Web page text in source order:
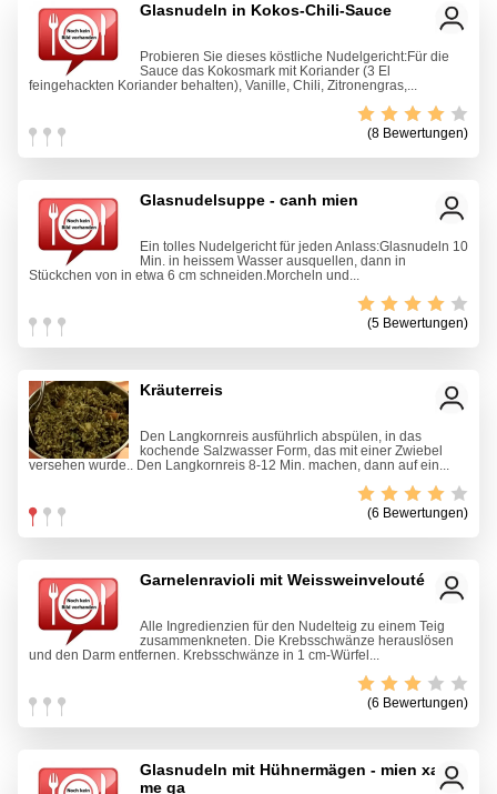
Glasnudeln in Kokos-Chili-Sauce
Probieren Sie dieses köstliche Nudelgericht:Für die
Sauce das Kokosmark mit Koriander (3 El
feingehackten Koriander behalten), Vanille, Chili, Zitronengras,...
(8 Bewertungen)
Glasnudelsuppe - canh mien
Ein tolles Nudelgericht für jeden Anlass:Glasnudeln 10
Min. in heissem Wasser ausquellen, dann in
Stückchen von in etwa 6 cm schneiden.Morcheln und...
(5 Bewertungen)
Kräuterreis
Den Langkornreis ausführlich abspülen, in das
kochende Salzwasser Form, das mit einer Zwiebel
versehen wurde.. Den Langkornreis 8-12 Min. machen, dann auf ein...
(6 Bewertungen)
Garnelenravioli mit Weissweinvelouté
Alle Ingredienzien für den Nudelteig zu einem Teig
zusammenkneten. Die Krebsschwänze herauslösen
und den Darm entfernen. Krebsschwänze in 1 cm-Würfel...
(6 Bewertungen)
Glasnudeln mit Hühnermägen - mien xao
me ga